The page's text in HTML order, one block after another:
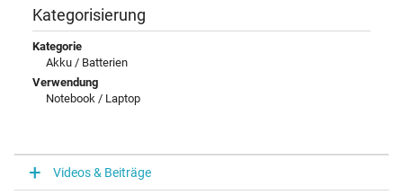
Kategorisierung
Kategorie
Akku / Batterien
Verwendung
Notebook / Laptop
Videos & Beiträge